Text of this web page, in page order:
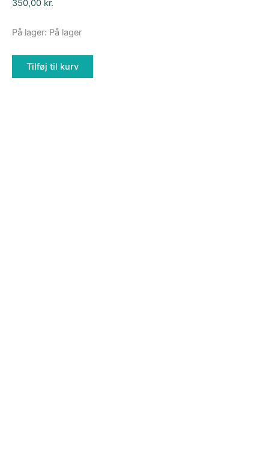
350,00 kr.
På lager: På lager
Tilføj til kurv